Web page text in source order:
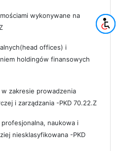
wykonywane na
offices) i
holdingów finansowych
zakresie prowadzenia
i zarządzania -PKD 70.22.Z
profesjonalna, naukowa i
niesklasyfikowana -PKD